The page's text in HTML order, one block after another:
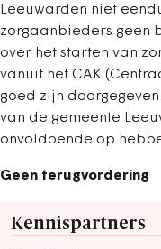
Leeuwarden niet
zorgaanbieders geen
over het starten van
vanuit het CAK
goed zijn
van de gemeente
onvoldoende op
Geen terugvordering
Kennispartners